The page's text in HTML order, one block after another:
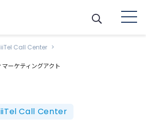
Call Center
ーケティングアクト
Call Center